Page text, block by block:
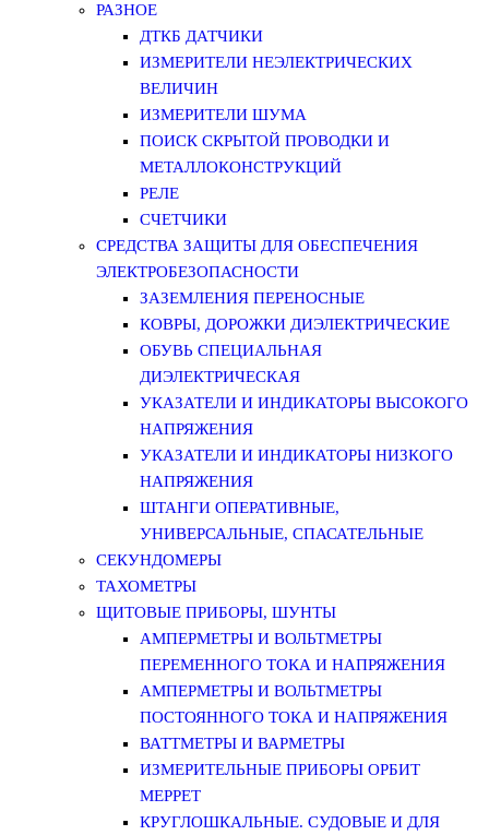
РАЗНОЕ
ДТКБ ДАТЧИКИ
ИЗМЕРИТЕЛИ НЕЭЛЕКТРИЧЕСКИХ
ВЕЛИЧИН
ИЗМЕРИТЕЛИ ШУМА
ПОИСК СКРЫТОЙ ПРОВОДКИ И
МЕТАЛЛОКОНСТРУКЦИЙ
РЕЛЕ
СЧЕТЧИКИ
СРЕДСТВА ЗАЩИТЫ ДЛЯ ОБЕСПЕЧЕНИЯ
ЭЛЕКТРОБЕЗОПАСНОСТИ
ЗАЗЕМЛЕНИЯ ПЕРЕНОСНЫЕ
КОВРЫ, ДОРОЖКИ ДИЭЛЕКТРИЧЕСКИЕ
ОБУВЬ СПЕЦИАЛЬНАЯ
ДИЭЛЕКТРИЧЕСКАЯ
УКАЗАТЕЛИ И ИНДИКАТОРЫ ВЫСОКОГО
НАПРЯЖЕНИЯ
УКАЗАТЕЛИ И ИНДИКАТОРЫ НИЗКОГО
НАПРЯЖЕНИЯ
ШТАНГИ ОПЕРАТИВНЫЕ,
УНИВЕРСАЛЬНЫЕ, СПАСАТЕЛЬНЫЕ
СЕКУНДОМЕРЫ
ТАХОМЕТРЫ
ЩИТОВЫЕ ПРИБОРЫ, ШУНТЫ
АМПЕРМЕТРЫ И ВОЛЬТМЕТРЫ
ПЕРЕМЕННОГО ТОКА И НАПРЯЖЕНИЯ
АМПЕРМЕТРЫ И ВОЛЬТМЕТРЫ
ПОСТОЯННОГО ТОКА И НАПРЯЖЕНИЯ
ВАТТМЕТРЫ И ВАРМЕТРЫ
ИЗМЕРИТЕЛЬНЫЕ ПРИБОРЫ ОРБИТ
МЕРРЕТ
КРУГЛОШКАЛЬНЫЕ. СУДОВЫЕ И ДЛЯ